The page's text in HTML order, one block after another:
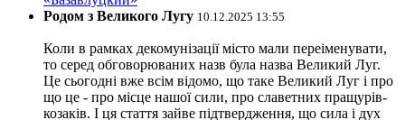
Родом з Великого Лугу 10.12.2025 13:55
Коли в рамках декомунізації місто мали переіменувати,
то серед обговорюваних назв була назва Великий Луг.
Це сьогодні вже всім відомо, що таке Великий Луг і про
що це - про місце нашої сили, про славетних пращурів-
козаків. І ця стаття зайве підтвердження, що сила і дух